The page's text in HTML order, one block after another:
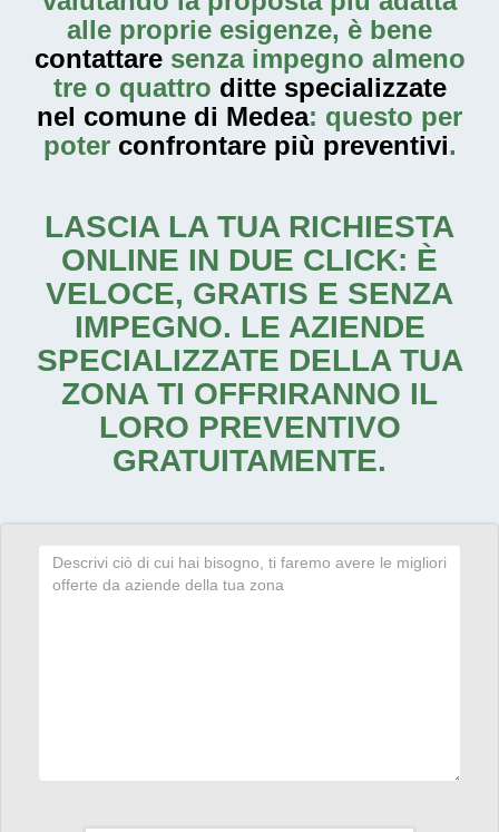
alle proprie esigenze, è bene
contattaresenza impegno almeno
tre o quattro ditte specializzate
nel comune di Medea: questo per
poter confrontare più preventivi.
LASCIA LA TUA RICHIESTA
ONLINE IN DUE CLICK: È
VELOCE, GRATIS E SENZA
IMPEGNO. LE AZIENDE
SPECIALIZZATE DELLA TUA
ZONA TI OFFRIRANNO IL
LORO PREVENTIVO
GRATUITAMENTE.